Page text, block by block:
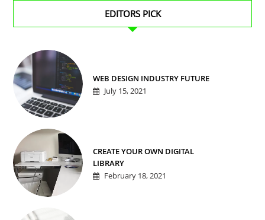
EDITORS PICK
WEB DESIGN INDUSTRY FUTURE
July 15, 2021
CREATE YOUR OWN DIGITAL
LIBRARY
February 18, 2021